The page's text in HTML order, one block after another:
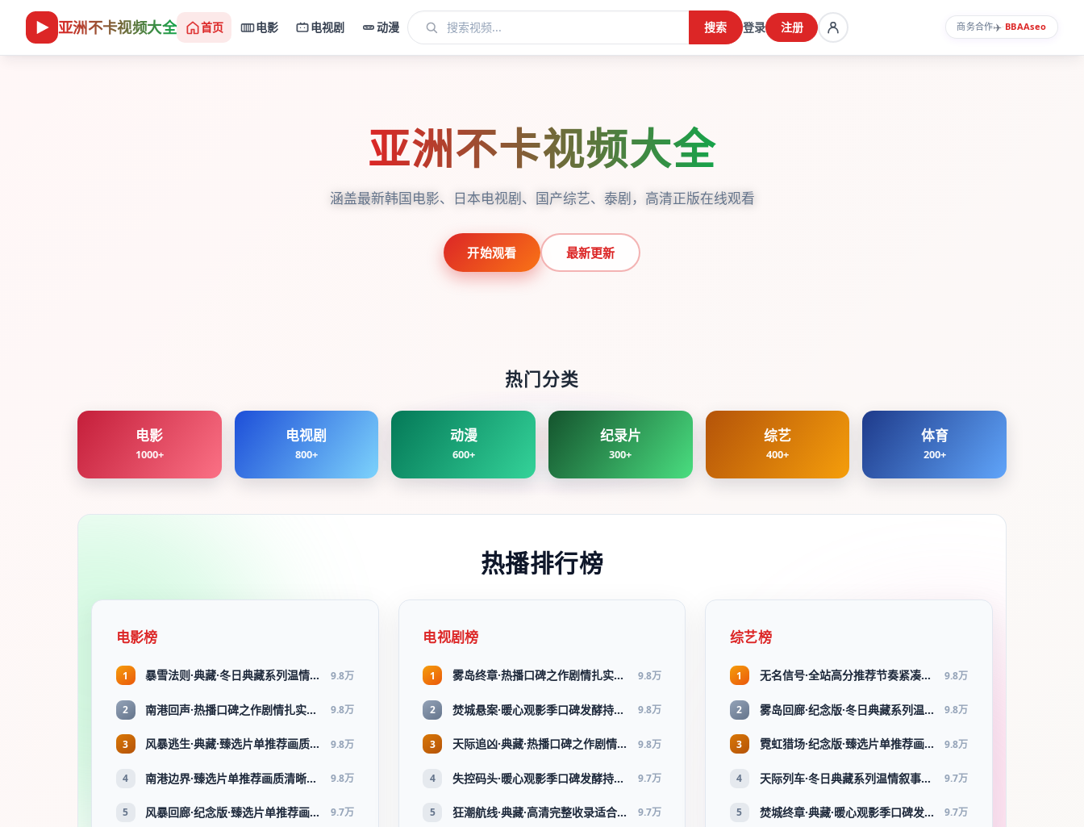
亚洲不卡视频大全 首页 电影 电视剧 动漫 搜索 登录 注册 商务合作✈️· BBAAseo
亚洲不卡视频大全
涵盖最新韩国电影、日本电视剧、国产综艺、泰剧，高清正版在线观看
开始观看 最新更新
热门分类
电影
1000+
电视剧
800+
动漫
600+
纪录片
300+
综艺
400+
体育
200+
热播排行榜
电影榜
1 暴雪法则·典藏·冬日典藏系列温情叙事引人入胜 9.8万
2 南港回声·热播口碑之作剧情扎实演技在线 9.8万
3 风暴逃生·典藏·臻选片单推荐画质清晰观看流畅 9.8万
4 南港边界·臻选片单推荐画质清晰观看流畅 9.8万
5 风暴回廊·纪念版·臻选片单推荐画质清晰观看流畅 9.7万
电视剧榜
1 雾岛终章·热播口碑之作剧情扎实演技在线 9.8万
2 焚城悬案·暖心观影季口碑发酵持续升温 9.8万
3 天际追凶·典藏·热播口碑之作剧情扎实演技在线 9.8万
4 失控码头·暖心观影季口碑发酵持续升温 9.7万
5 狂潮航线·典藏·高清完整收录适合周末一口气刷完 9.7万
综艺榜
1 无名信号·全站高分推荐节奏紧凑值得追看 9.8万
2 雾岛回廊·纪念版·冬日典藏系列温情叙事引人入胜 9.8万
3 霓虹猎场·纪念版·臻选片单推荐画质清晰观看流畅 9.8万
4 天际列车·冬日典藏系列温情叙事引人入胜 9.7万
5 焚城终章·典藏·暖心观影季口碑发酵持续升温 9.7万